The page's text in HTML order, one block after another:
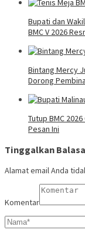
Bupati dan
BMC V 2026
Bintang Mercy
Dorong
Tutup BMC
Pesan Ini
Tinggalkan
Alamat email Anda
Komentar